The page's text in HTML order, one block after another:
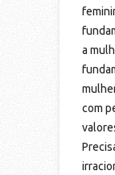
a
com